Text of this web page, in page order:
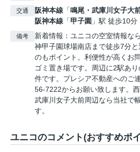
交通 阪神本線 「鳴尾・武庫川女子大
阪神本線 「甲子園 」駅 徒歩10分
備考
新着情報：ユニコの空室情報な
神甲子園球場南店まで徒歩7分
のもポイント。利便性が高くお
ゴミ置き場です。周辺に2駅あ
件です。プレシア不動産へのご
56-7222からお願い致します。
武庫川女子大前周辺なら当社で
す。
ユニコのコメント(おすすめポ